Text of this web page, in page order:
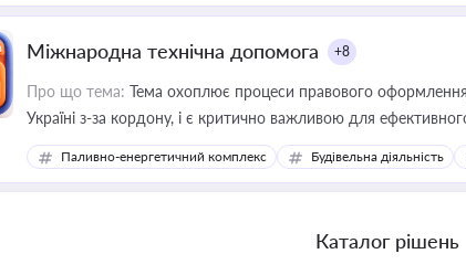
Міжнародна технічна допомога +8
Про що тема: Тема охоплює процеси правового
Україні з-за кордону, і є критично важливою для
інфраструктурних проєктів
Паливно-енергетичний комплекс Будівельна діяльність
Каталог рішень